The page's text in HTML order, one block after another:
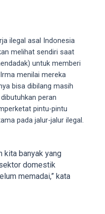
ilegal asal Indonesia
melihat sendiri saat
untuk memberi
menilai mereka
bisa dibilang masih
peran
pintu-pintu
pada jalur-jalur ilegal.
kita banyak yang
domestik
memadai,” kata